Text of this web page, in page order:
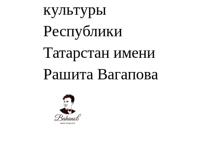
культуры
Республики
Татарстан имени
Рашита Вагапова